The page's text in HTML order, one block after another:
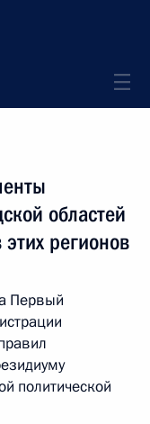
областей
регионов
Первый
политической